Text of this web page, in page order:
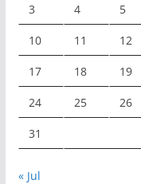
3 4 5
10 11 12
17 18 19
24 25 26
31
« Jul